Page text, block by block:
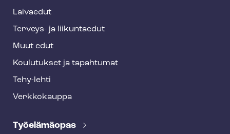
Laivaedut
Terveys- ja liikuntaedut
Muut edut
Koulutukset ja tapahtumat
Tehy-lehti
Verkkokauppa
Työelämäopas